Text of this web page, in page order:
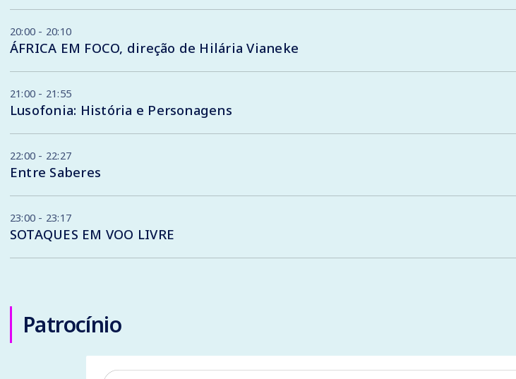
20:00 - 20:10
ÁFRICA EM FOCO, direção de Hilária Vianeke
21:00 - 21:55
Lusofonia: História e Personagens
22:00 - 22:27
Entre Saberes
23:00 - 23:17
SOTAQUES EM VOO LIVRE
Patrocínio